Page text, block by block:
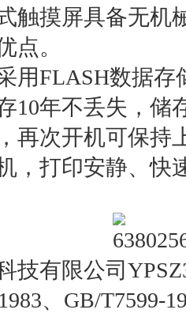
触摸屏具备无机
点。
用FLASH数据
10年不丢失，储
再次开机可保持
，打印安静、快
技有限公司
、GB/T7599-